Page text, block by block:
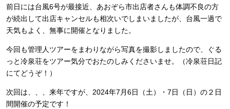
前日には台風6号が最接近、あおぞら市出店者さんも体調不良の方
が続出して出店キャンセルも相次いでしまいましたが、台風一過で
天気もよく、無事に開催となりました。
今回も管理人ツアーをまわりながら写真を撮影しましたので、ぐる
っと冷泉荘をツアー気分でおたのしみくださいませ。（冷泉荘日記
にてどうぞ！）
次回は、、、来年ですが、2024年7月6日（土）・7日（日）の２日
間開催の予定です！